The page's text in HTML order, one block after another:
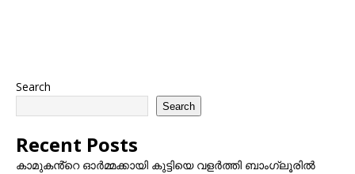
Search
Search
Recent Posts
കാമുകൻ്റെ ഓർമ്മക്കായി കുട്ടിയെ വളർത്തി ബാംഗ്ലൂരിൽ